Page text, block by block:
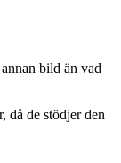
bild än vad
då de stödjer den